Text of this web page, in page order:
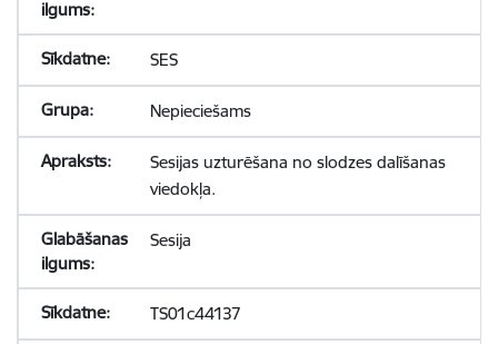
SES
Nepieciešams
Sesijas uzturēšana no slodzes dalīšanas
viedokļa.
Sesija
TS01c44137